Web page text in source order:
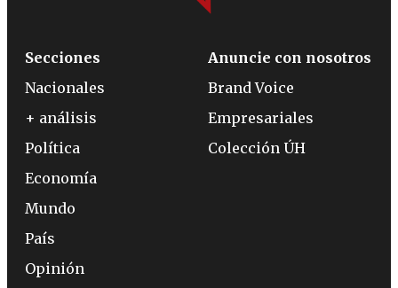
Secciones
Nacionales
+ análisis
Política
Economía
Mundo
País
Opinión
Anuncie con nosotros
Brand Voice
Empresariales
Colección ÚH